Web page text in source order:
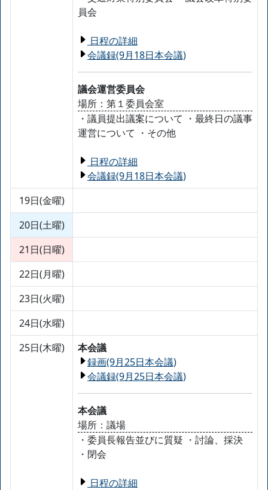
員会
日程の詳細
会議録(9月18日本会議)
議会運営委員会
場所：第１委員会室
・議員提出議案について ・最終日の議事
運営について ・その他
日程の詳細
会議録(9月18日本会議)
19日(金曜)
20日(土曜)
21日(日曜)
22日(月曜)
23日(火曜)
24日(水曜)
25日(木曜)
本会議
録画(9月25日本会議)
会議録(9月25日本会議)
本会議
場所：議場
・委員長報告並びに質疑 ・討論、採決
・閉会
日程の詳細